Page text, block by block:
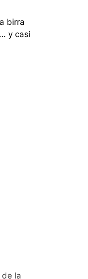
birra
y casi